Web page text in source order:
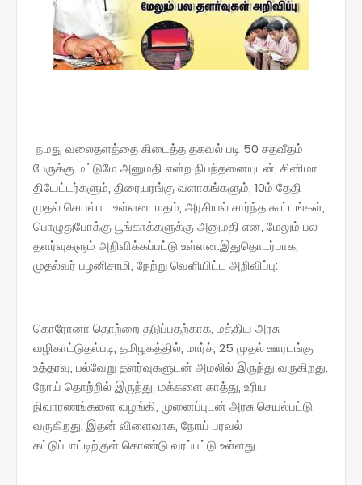
நமது வலைதளத்தை கிடைத்த தகவல் படி 50 சதவீதம்
பேருக்கு மட்டுமே அனுமதி என்ற நிபந்தனையுடன், சினிமா
தியேட்டர்களும், திரையரங்கு வளாகங்களும், 10ம் தேதி
முதல் செயல்பட உள்ளன. மதம், அரசியல் சார்ந்த கூட்டங்கள்,
பொழுதுபோக்கு பூங்காக்களுக்கு அனுமதி என, மேலும் பல
தளர்வுகளும் அறிவிக்கப்பட்டு உள்ளன.இதுதொடர்பாக,
முதல்வர் பழனிசாமி, நேற்று வெளியிட்ட அறிவிப்பு:
கொரோனா தொற்றை தடுப்பதற்காக, மத்திய அரசு
வழிகாட்டுதல்படி, தமிழகத்தில், மார்ச், 25 முதல் ஊரடங்கு
உத்தரவு, பல்வேறு தளர்வுகளுடன் அமலில் இருந்து வருகிறது.
நோய் தொற்றில் இருந்து, மக்களை காத்து, உரிய
நிவாரணங்களை வழங்கி, முனைப்புடன் அரசு செயல்பட்டு
வருகிறது. இதன் விளைவாக, நோய் பரவல்
கட்டுப்பாட்டிற்குள் கொண்டு வரப்பட்டு உள்ளது.